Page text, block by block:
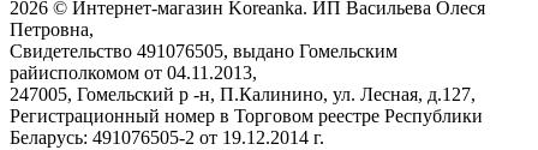
2026 © Интернет-магазин Koreanka. ИП Васильева Олеся
Петровна,
Свидетельство ‎491076505, выдано Гомельским
райисполкомом от 04.11.2013,
247005, Гомельский р -н, П.Калинино, ул. Лесная, д.127,
Регистрационный номер в Торговом реестре Республики
Беларусь: ‎491076505-2 от 19.12.2014 г.